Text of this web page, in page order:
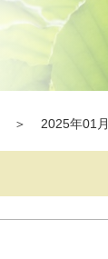
＞ 2025年01月